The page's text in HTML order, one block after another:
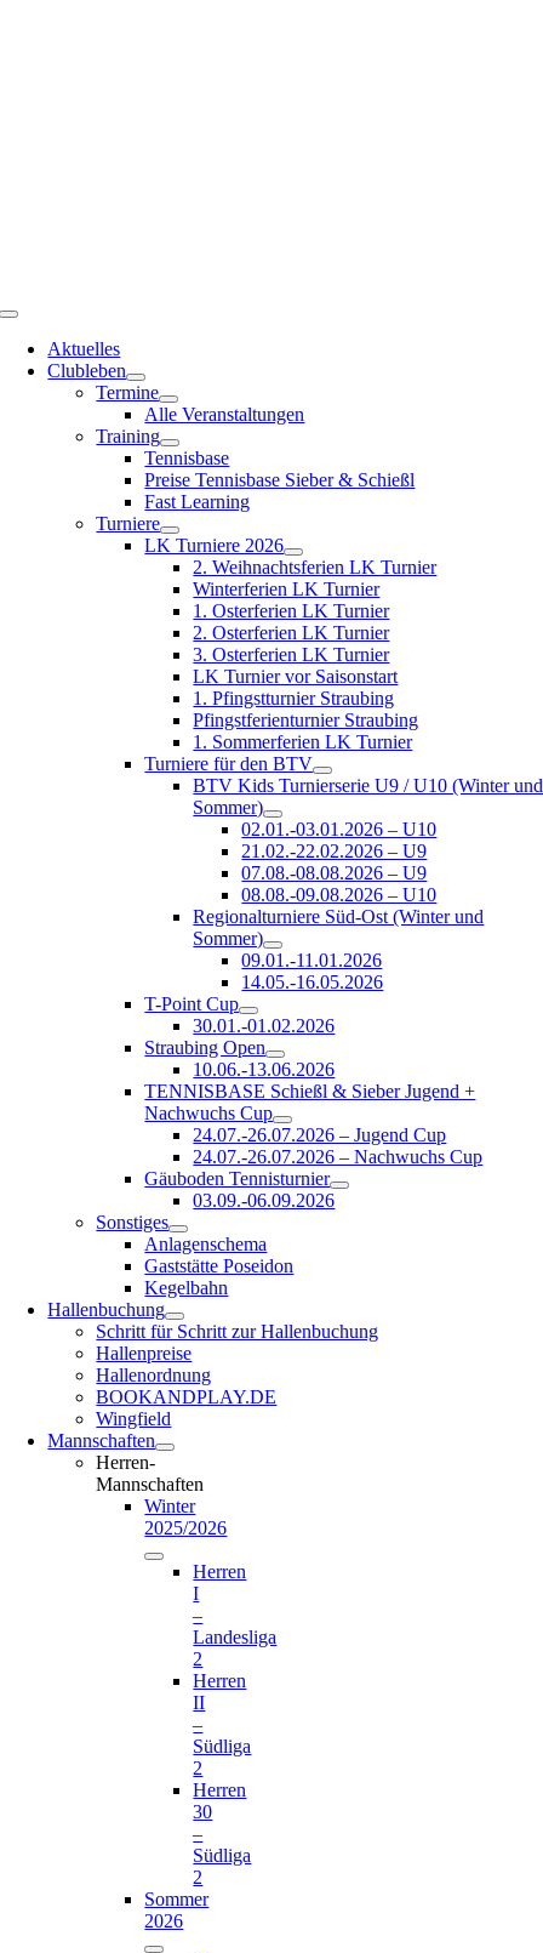
Toggle
NavigationAktuelles
Clubleben
Termine
Alle Veranstaltungen
Training
Tennisbase
Preise Tennisbase Sieber & Schießl
Fast Learning
Turniere
LK Turniere 2026
2. Weihnachtsferien LK Turnier
Winterferien LK Turnier
1. Osterferien LK Turnier
2. Osterferien LK Turnier
3. Osterferien LK Turnier
LK Turnier vor Saisonstart
1. Pfingstturnier Straubing
Pfingstferienturnier Straubing
1. Sommerferien LK Turnier
Turniere für den BTV
BTV Kids Turnierserie U9 / U10 (Winter und
Sommer)
02.01.-03.01.2026 – U10
21.02.-22.02.2026 – U9
07.08.-08.08.2026 – U9
08.08.-09.08.2026 – U10
Regionalturniere Süd-Ost (Winter und
Sommer)
09.01.-11.01.2026
14.05.-16.05.2026
T-Point Cup
30.01.-01.02.2026
Straubing Open
10.06.-13.06.2026
TENNISBASE Schießl & Sieber Jugend +
Nachwuchs Cup
24.07.-26.07.2026 – Jugend Cup
24.07.-26.07.2026 – Nachwuchs Cup
Gäuboden Tennisturnier
03.09.-06.09.2026
Sonstiges
Anlagenschema
Gaststätte Poseidon
Kegelbahn
Hallenbuchung
Schritt für Schritt zur Hallenbuchung
Hallenpreise
Hallenordnung
BOOKANDPLAY.DE
Wingfield
Mannschaften
Herren-
Mannschaften
Winter
2025/2026
Herren
I
–
Landesliga
2
Herren
II
–
Südliga
2
Herren
30
–
Südliga
2
Sommer
2026